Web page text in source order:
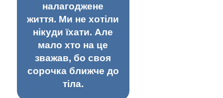
налагоджене
життя. Ми не хотіли
нікуди їхати. Але
мало хто на це
зважав, бо своя
сорочка ближче до
тіла.